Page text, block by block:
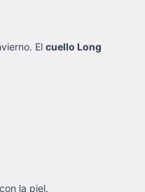
El cuello Long
la piel.